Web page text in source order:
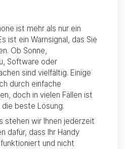
ist mehr als nur ein
ist ein Warnsignal, das Sie
Ob Sonne,
Software oder
sind vielfältig. Einige
durch einfache
doch in vielen Fällen ist
beste Lösung.
stehen wir Ihnen jederzeit
dafür, dass Ihr Handy
und nicht